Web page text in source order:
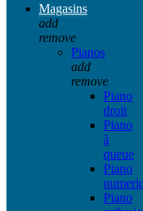
Magasins
add
remove
Pianos
add
remove
Piano
droit
Piano
à
queue
Piano
Piano